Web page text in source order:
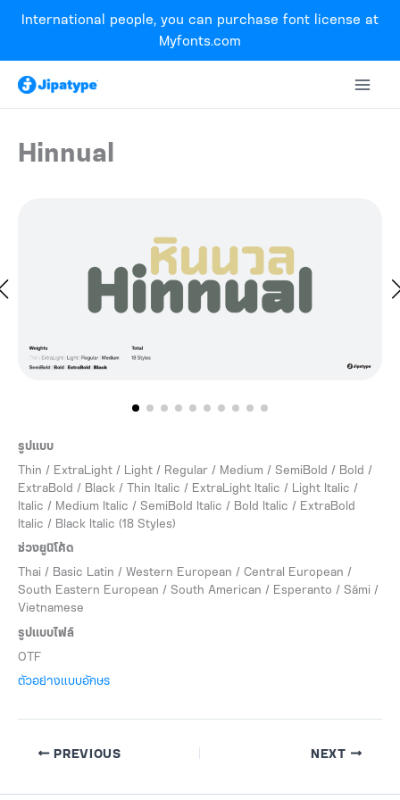
Skip
content
International people, you can purchase font license at
Myfonts.com
Hinnual
รูปแบบ
Thin / ExtraLight / Light / Regular / Medium / SemiBold / Bold /
ExtraBold / Black / Thin Italic / ExtraLight Italic / Light Italic /
Italic / Medium Italic / SemiBold Italic / Bold Italic / ExtraBold
Italic / Black Italic (18 Styles)
ช่วงยูนิโค้ด
Thai / Basic Latin / Western European / Central European /
South Eastern European / South American / Esperanto / Sámi /
Vietnamese
รูปแบบไฟล์
OTF
ตัวอย่างแบบอักษร
PREVIOUS NEXT